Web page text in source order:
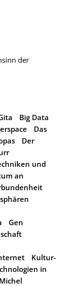
der
Big Data
Das
Der
und
an
Gen
Kultur-
in
Michel